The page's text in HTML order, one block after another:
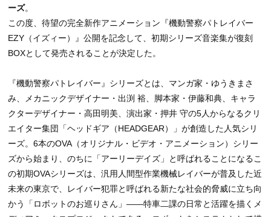
ーズ。
この度、待望の完全新作アニメーション『機動警察パトレイバー
EZY（イズィー）』公開を記念して、初期シリーズ音楽集が復刻
BOXとして発売されることが決定した。
『機動警察パトレイバー』シリーズとは、マンガ家・ゆうきまさ
み、メカニックデザイナー・出渕 裕、脚本家・伊藤和典、キャラ
クターデザイナー・高田明美、演出家・押井 守の5人からなるクリ
エイター集団「ヘッドギア（HEADGEAR）」が創造した人気シリ
ーズ。6本のOVA（オリジナル・ビデオ・アニメーション）シリー
ズから始まり、のちに「アーリーデイズ」と呼ばれることになるこ
の初期OVAシリーズは、汎用人間型作業機械レイバーが普及した近
未来の東京で、レイバー犯罪と呼ばれる新たな社会的脅威に立ち向
かう「ロボットのお巡りさん」――特車二課の日常と活躍を描くメ